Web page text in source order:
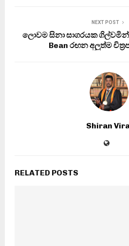
NEXT POST
ලොවම සිනා සාගරයක
Bean රඟන අලුත්ම
Shiran
RELATED POSTS